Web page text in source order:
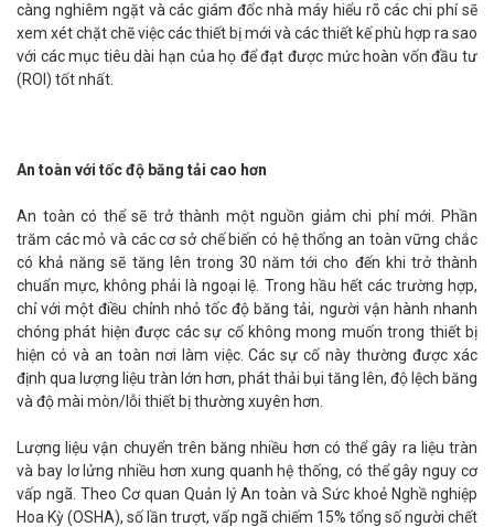
càng nghiêm ngặt và các giám đốc nhà máy hiểu rõ các chi phí sẽ
xem xét chặt chẽ việc các thiết bị mới và các thiết kế phù hợp ra sao
với các mục tiêu dài hạn của họ để đạt được mức hoàn vốn đầu tư
(ROI) tốt nhất.
An toàn với tốc độ băng tải cao hơn
An toàn có thể sẽ trở thành một nguồn giảm chi phí mới. Phần
trăm các mỏ và các cơ sở chế biến có hệ thống an toàn vững chắc
có khả năng sẽ tăng lên trong 30 năm tới cho đến khi trở thành
chuẩn mực, không phải là ngoại lệ. Trong hầu hết các trường hợp,
chỉ với một điều chỉnh nhỏ tốc độ băng tải, người vận hành nhanh
chóng phát hiện được các sự cố không mong muốn trong thiết bị
hiện có và an toàn nơi làm việc. Các sự cố này thường được xác
định qua lượng liệu tràn lớn hơn, phát thải bụi tăng lên, độ lệch băng
và độ mài mòn/lỗi thiết bị thường xuyên hơn.
Lượng liệu vận chuyển trên băng nhiều hơn có thể gây ra liệu tràn
và bay lơ lửng nhiều hơn xung quanh hệ thống, có thể gây nguy cơ
vấp ngã. Theo Cơ quan Quản lý An toàn và Sức khoẻ Nghề nghiệp
Hoa Kỳ (OSHA), số lần trượt, vấp ngã chiếm 15% tổng số người chết